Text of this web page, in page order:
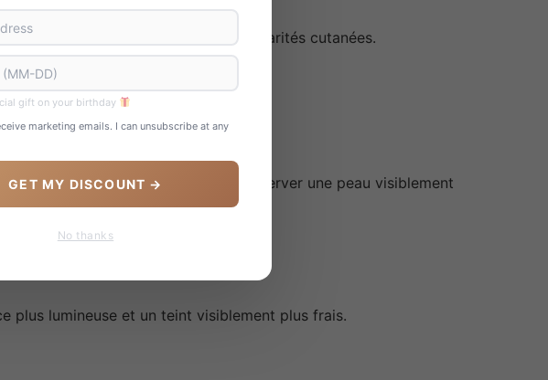
l’apparence des petites irrégularités cutanées.
de la tonicité cutanée et à préserver une peau visiblement
plus lumineuse et un teint visiblement plus frais.
gift on your birthday
marketing emails. I can unsubscribe at any
GET MY DISCOUNT →
No thanks